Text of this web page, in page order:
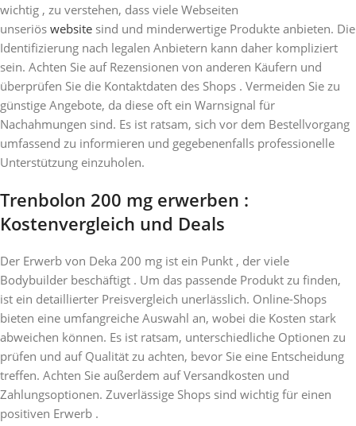
wichtig , zu verstehen, dass viele Webseiten
unseriös website sind und minderwertige Produkte anbieten. Die
Identifizierung nach legalen Anbietern kann daher kompliziert
sein. Achten Sie auf Rezensionen von anderen Käufern und
überprüfen Sie die Kontaktdaten des Shops . Vermeiden Sie zu
günstige Angebote, da diese oft ein Warnsignal für
Nachahmungen sind. Es ist ratsam, sich vor dem Bestellvorgang
umfassend zu informieren und gegebenenfalls professionelle
Unterstützung einzuholen.
Trenbolon 200 mg erwerben :
Kostenvergleich und Deals
Der Erwerb von Deka 200 mg ist ein Punkt , der viele
Bodybuilder beschäftigt . Um das passende Produkt zu finden,
ist ein detaillierter Preisvergleich unerlässlich. Online-Shops
bieten eine umfangreiche Auswahl an, wobei die Kosten stark
abweichen können. Es ist ratsam, unterschiedliche Optionen zu
prüfen und auf Qualität zu achten, bevor Sie eine Entscheidung
treffen. Achten Sie außerdem auf Versandkosten und
Zahlungsoptionen. Zuverlässige Shops sind wichtig für einen
positiven Erwerb .